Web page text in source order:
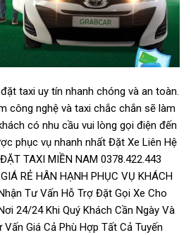
taxi uy tín nhanh chóng và an toàn.
công nghệ và taxi chắc chắn sẽ làm
có nhu cầu vui lòng gọi điện đến
phục vụ nhanh nhất Đặt Xe Liên Hệ
TAXI MIỀN NAM 0378.422.443
RẺ HÂN HẠNH PHỤC VỤ KHÁCH
Tư Vấn Hỗ Trợ Đặt Gọi Xe Cho
24/24 Khi Quý Khách Cần Ngày Và
Giá Cả Phù Hợp Tất Cả Tuyến